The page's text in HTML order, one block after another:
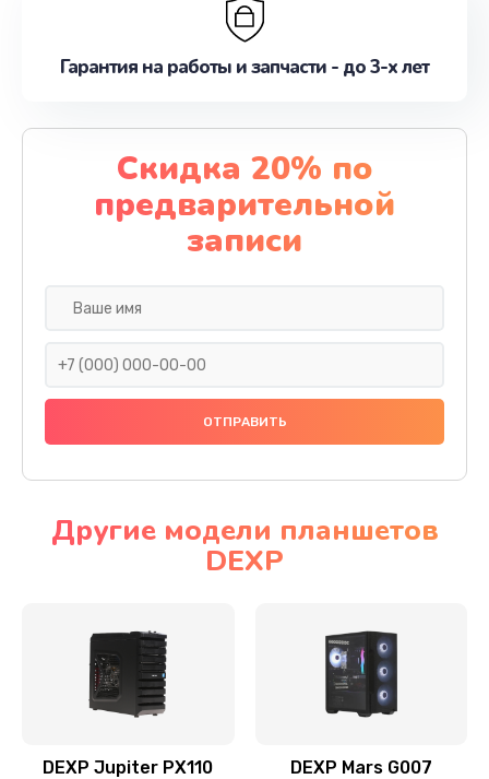
Гарантия на работы и запчасти - до 3-х лет
Скидка 20% по
предварительной
записи
Другие модели планшетов
DEXP
DEXP Jupiter PX110 DEXP Mars G007